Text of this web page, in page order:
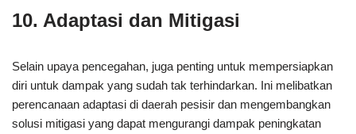
10. Adaptasi dan Mitigasi
Selain upaya pencegahan, juga penting untuk mempersiapkan
diri untuk dampak yang sudah tak terhindarkan. Ini melibatkan
perencanaan adaptasi di daerah pesisir dan mengembangkan
solusi mitigasi yang dapat mengurangi dampak peningkatan